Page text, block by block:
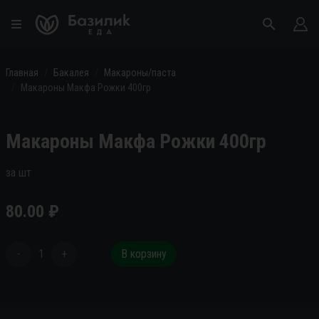
Главная Бакалея
Макароны/паста
Макароны Макфа Рожки 400гр
Макароны Макфа Рожки 400гр
за шт
80.00 ₽
- 1 + В корзину